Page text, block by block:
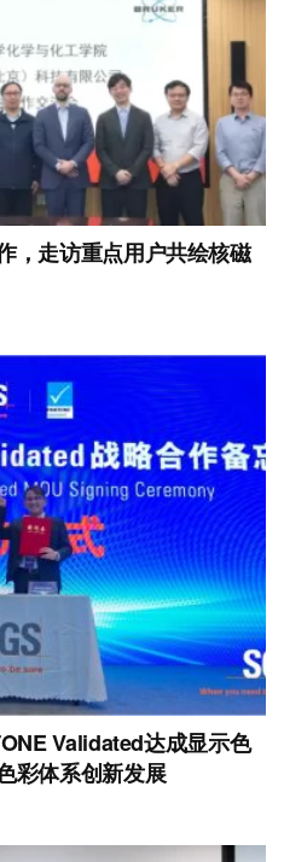
，走访重点用户共绘核磁
Validated达成显示色
彩体系创新发展